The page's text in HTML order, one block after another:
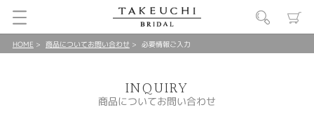
HOME 商品についてお問い合わせ 必要情報ご入力
INQUIRY
商品についてお問い合わせ